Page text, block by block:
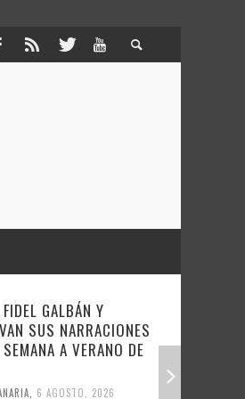
COVERAMA REGRESA ESTE SÁBADO
A LA NOCHE OCHENTERA
CREATIVA CANARIA, 6 AGOSTO, 2026